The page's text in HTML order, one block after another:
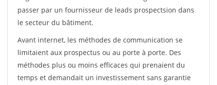
passer par un fournisseur de leads prospectsion dans
le secteur du bâtiment.
Avant internet, les méthodes de communication se
limitaient aux prospectus ou au porte à porte. Des
méthodes plus ou moins efficaces qui prenaient du
temps et demandait un investissement sans garantie